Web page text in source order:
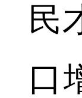
民
口